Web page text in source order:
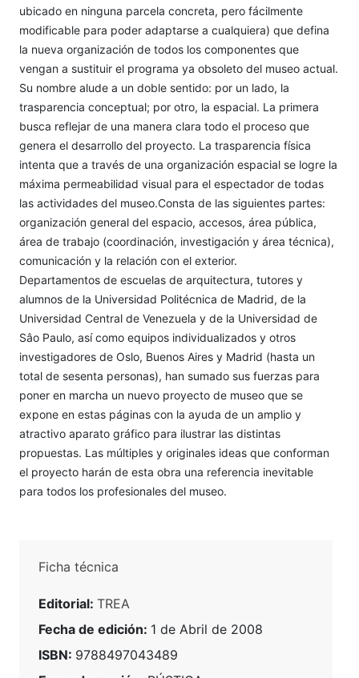
ubicado en ninguna parcela concreta, pero fácilmente
modificable para poder adaptarse a cualquiera) que defina
la nueva organización de todos los componentes que
vengan a sustituir el programa ya obsoleto del museo actual.
Su nombre alude a un doble sentido: por un lado, la
trasparencia conceptual; por otro, la espacial. La primera
busca reflejar de una manera clara todo el proceso que
genera el desarrollo del proyecto. La trasparencia física
intenta que a través de una organización espacial se logre la
máxima permeabilidad visual para el espectador de todas
las actividades del museo.Consta de las siguientes partes:
organización general del espacio, accesos, área pública,
área de trabajo (coordinación, investigación y área técnica),
comunicación y la relación con el exterior.
Departamentos de escuelas de arquitectura, tutores y
alumnos de la Universidad Politécnica de Madrid, de la
Universidad Central de Venezuela y de la Universidad de
Sâo Paulo, así como equipos individualizados y otros
investigadores de Oslo, Buenos Aires y Madrid (hasta un
total de sesenta personas), han sumado sus fuerzas para
poner en marcha un nuevo proyecto de museo que se
expone en estas páginas con la ayuda de un amplio y
atractivo aparato gráfico para ilustrar las distintas
propuestas. Las múltiples y originales ideas que conforman
el proyecto harán de esta obra una referencia inevitable
para todos los profesionales del museo.
Ficha técnica
Editorial: TREA
Fecha de edición: 1 de Abril de 2008
ISBN: 9788497043489